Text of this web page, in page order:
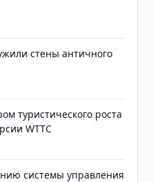
стены античного
туристического роста
WTTC
системы управления